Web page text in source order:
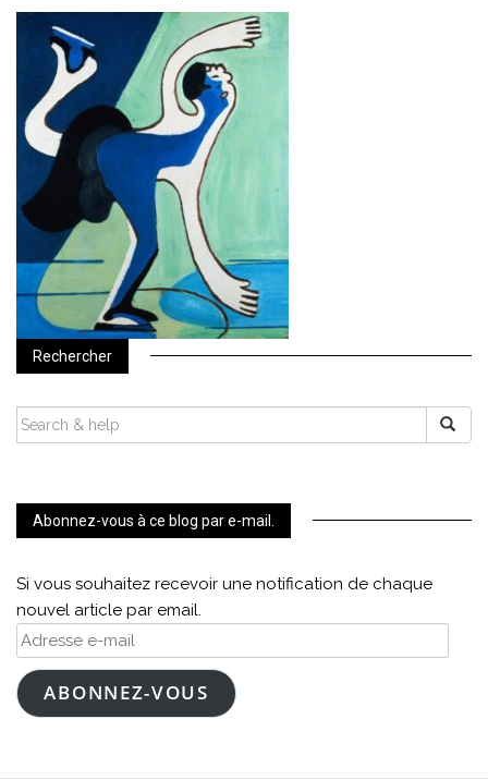
Rechercher
SEARCH
FOR:
Abonnez-vous à ce blog par e-mail.
Si vous souhaitez recevoir une notification de chaque
nouvel article par email.
Adresse
e-
mailABONNEZ-VOUS